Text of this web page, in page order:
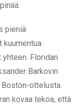
pieniä
kuumentua
yhteen. Floridan
Barkovin
Boston-ottelusta.
kovaa tekoa, että